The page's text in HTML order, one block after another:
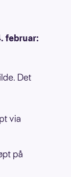
februar:
Det
via
på